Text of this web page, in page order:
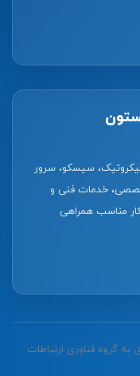
سیسکو، سرور
خدمات فنی و
مناسب همراهی
گروه فناوری ارتباطات